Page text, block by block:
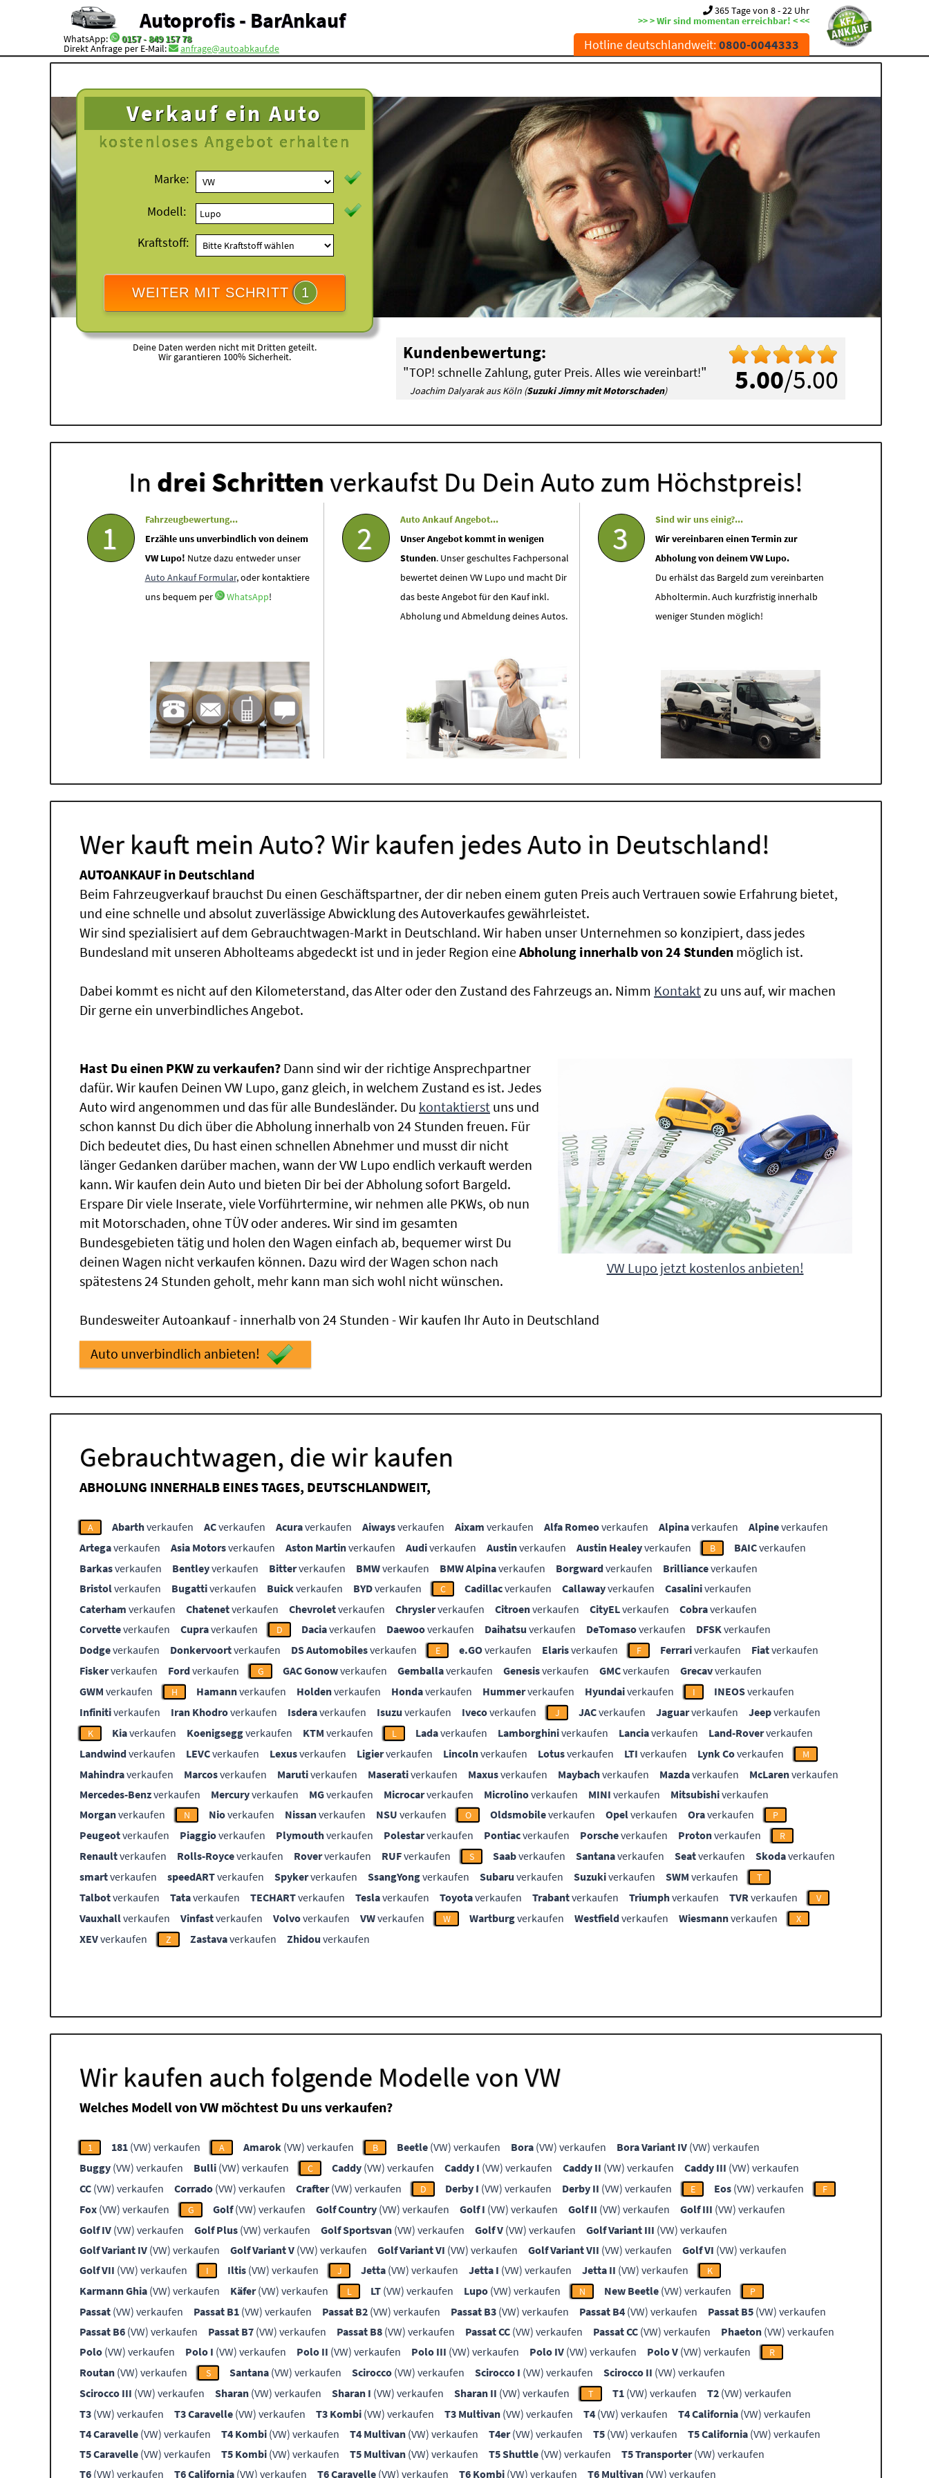
Autoprofis - BarAnkauf
WhatsApp: 0157 - 849 157 78
Direkt Anfrage per E-Mail: anfrage@autoabkauf.de
365 Tage von 8 - 22 Uhr
>> > Wir sind momentan erreichbar! < <<
Hotline deutschlandweit:0800-0044333
Verkauf ein Auto
kostenloses Angebot erhalten
Marke:
Modell:
Kraftstoff:
WEITER MIT SCHRITT 1
Deine Daten werden nicht mit Dritten geteilt.
Wir garantieren 100% Sicherheit.
5.00/5.00
Kundenbewertung:
"TOP! schnelle Zahlung, guter Preis. Alles wie vereinbart!"
Joachim Dalyarak aus Köln (Suzuki Jimny mit Motorschaden)
In drei Schrittenverkaufst Du Dein Auto zum Höchstpreis!
1
Fahrzeugbewertung...
Erzähle uns unverbindlich von deinem
VW Lupo! Nutze dazu entweder unser
Auto Ankauf Formular, oder kontaktiere
uns bequem per
WhatsApp!
2
Auto Ankauf Angebot...
Unser Angebot kommt in wenigen
Stunden. Unser geschultes Fachpersonal
bewertet deinen VW Lupo und macht Dir
das beste Angebot für den Kauf inkl.
Abholung und Abmeldung deines Autos.
3
Sind wir uns einig?...
Wir vereinbaren einen Termin zur
Abholung von deinem VW Lupo.
Du erhälst das Bargeld zum vereinbarten
Abholtermin. Auch kurzfristig innerhalb
weniger Stunden möglich!
Wer kauft mein Auto? Wir kaufen jedes Auto in Deutschland!
AUTOANKAUF in Deutschland
Beim Fahrzeugverkauf brauchst Du einen Geschäftspartner, der dir neben einem guten Preis auch Vertrauen sowie Erfahrung bietet,
und eine schnelle und absolut zuverlässige Abwicklung des Autoverkaufes gewährleistet.
Wir sind spezialisiert auf dem Gebrauchtwagen-Markt in Deutschland. Wir haben unser Unternehmen so konzipiert, dass jedes
Bundesland mit unseren Abholteams abgedeckt ist und in jeder Region eineAbholung innerhalb von 24 Stunden möglich ist.
Dabei kommt es nicht auf den Kilometerstand, das Alter oder den Zustand des Fahrzeugs an. Nimm Kontaktzu uns auf, wir machen
Dir gerne ein unverbindliches Angebot.
VW Lupo jetzt kostenlos anbieten!
Hast Du einen PKW zu verkaufen? Dann sind wir der richtige Ansprechpartner
dafür. Wir kaufen Deinen VW Lupo, ganz gleich, in welchem Zustand es ist. Jedes
Auto wird angenommen und das für alle Bundesländer. Du kontaktierst uns und
schon kannst Du dich über die Abholung innerhalb von 24 Stunden freuen. Für
Dich bedeutet dies, Du hast einen schnellen Abnehmer und musst dir nicht
länger Gedanken darüber machen, wann der VW Lupo endlich verkauft werden
kann. Wir kaufen dein Auto und bieten Dir bei der Abholung sofort Bargeld.
Erspare Dir viele Inserate, viele Vorführtermine, wir nehmen alle PKWs, ob nun
mit Motorschaden, ohne TÜV oder anderes. Wir sind im gesamten
Bundesgebieten tätig und holen den Wagen einfach ab, bequemer wirst Du
deinen Wagen nicht verkaufen können. Dazu wird der Wagen schon nach
spätestens 24 Stunden geholt, mehr kann man sich wohl nicht wünschen.
Bundesweiter Autoankauf - innerhalb von 24 Stunden - Wir kaufen Ihr Auto in Deutschland
Auto unverbindlich anbieten!
Gebrauchtwagen, die wir kaufen
ABHOLUNG INNERHALB EINES TAGES, DEUTSCHLANDWEIT,
A Abarthverkaufen ACverkaufen Acuraverkaufen Aiwaysverkaufen Aixam verkaufen Alfa Romeoverkaufen Alpinaverkaufen Alpineverkaufen
Artegaverkaufen Asia Motorsverkaufen Aston Martinverkaufen Audiverkaufen Austinverkaufen Austin Healeyverkaufen B BAICverkaufen
Barkasverkaufen Bentleyverkaufen Bitterverkaufen BMWverkaufen BMW Alpinaverkaufen Borgwardverkaufen Brillianceverkaufen
Bristolverkaufen Bugattiverkaufen Buickverkaufen BYDverkaufen C Cadillacverkaufen Callawayverkaufen Casaliniverkaufen
Caterham verkaufen Chatenetverkaufen Chevroletverkaufen Chryslerverkaufen Citroenverkaufen CityELverkaufen Cobraverkaufen
Corvetteverkaufen Cupraverkaufen D Daciaverkaufen Daewooverkaufen Daihatsu verkaufen DeTomasoverkaufen DFSKverkaufen
Dodgeverkaufen Donkervoortverkaufen DS Automobilesverkaufen E e.GOverkaufen Elarisverkaufen F Ferrariverkaufen Fiatverkaufen
Fiskerverkaufen Fordverkaufen G GAC Gonowverkaufen Gemballaverkaufen Genesisverkaufen GMCverkaufen Grecavverkaufen
GWM verkaufen H Hamannverkaufen Holdenverkaufen Hondaverkaufen Hummerverkaufen Hyundaiverkaufen I INEOSverkaufen
Infinitiverkaufen Iran Khodroverkaufen Isderaverkaufen Isuzu verkaufen Ivecoverkaufen J JACverkaufen Jaguarverkaufen Jeepverkaufen
K Kiaverkaufen Koenigseggverkaufen KTM verkaufen L Ladaverkaufen Lamborghiniverkaufen Lanciaverkaufen Land-Roververkaufen
Landwindverkaufen LEVCverkaufen Lexusverkaufen Ligierverkaufen Lincolnverkaufen Lotusverkaufen LTI verkaufen Lynk Coverkaufen M
Mahindraverkaufen Marcosverkaufen Marutiverkaufen Maserativerkaufen Maxusverkaufen Maybachverkaufen Mazdaverkaufen McLarenverkaufen
Mercedes-Benzverkaufen Mercuryverkaufen MGverkaufen Microcarverkaufen Microlinoverkaufen MINI verkaufen Mitsubishiverkaufen
Morganverkaufen N Nioverkaufen Nissanverkaufen NSU verkaufen O Oldsmobileverkaufen Opelverkaufen Oraverkaufen P
Peugeotverkaufen Piaggioverkaufen Plymouthverkaufen Polestarverkaufen Pontiacverkaufen Porscheverkaufen Protonverkaufen R
Renaultverkaufen Rolls-Royceverkaufen Roververkaufen RUFverkaufen S Saabverkaufen Santanaverkaufen Seatverkaufen Skodaverkaufen
smartverkaufen speedARTverkaufen Spykerverkaufen SsangYongverkaufen Subaru verkaufen Suzukiverkaufen SWM verkaufen T
Talbotverkaufen Tataverkaufen TECHARTverkaufen Teslaverkaufen Toyotaverkaufen Trabantverkaufen Triumphverkaufen TVRverkaufen V
Vauxhallverkaufen Vinfastverkaufen Volvoverkaufen VWverkaufen W Wartburgverkaufen Westfieldverkaufen Wiesmannverkaufen X
XEVverkaufen Z Zastavaverkaufen Zhidou verkaufen
Wir kaufen auch folgende Modelle von VW
Welches Modell von VW möchtest Du uns verkaufen?
1 181 (VW) verkaufen A Amarok (VW) verkaufen B Beetle (VW) verkaufen Bora (VW) verkaufen Bora Variant IV (VW) verkaufen
Buggy (VW) verkaufen Bulli (VW) verkaufen C Caddy (VW) verkaufen Caddy I (VW) verkaufen Caddy II (VW) verkaufen Caddy III (VW) verkaufen
CC (VW) verkaufen Corrado (VW) verkaufen Crafter(VW) verkaufen D Derby I (VW) verkaufen Derby II (VW) verkaufen E Eos (VW) verkaufen F
Fox (VW) verkaufen G Golf(VW) verkaufen Golf Country (VW) verkaufen Golf I (VW) verkaufen Golf II (VW) verkaufen Golf III (VW) verkaufen
Golf IV (VW) verkaufen Golf Plus (VW) verkaufen Golf Sportsvan (VW) verkaufen Golf V (VW) verkaufen Golf Variant III (VW) verkaufen
Golf Variant IV (VW) verkaufen Golf Variant V (VW) verkaufen Golf Variant VI (VW) verkaufen Golf Variant VII (VW) verkaufen Golf VI (VW) verkaufen
Golf VII (VW) verkaufen I Iltis (VW) verkaufen J Jetta (VW) verkaufen Jetta I (VW) verkaufen Jetta II (VW) verkaufen K
Karmann Ghia (VW) verkaufen Käfer(VW) verkaufen L LT (VW) verkaufen Lupo (VW) verkaufen N New Beetle (VW) verkaufen P
Passat (VW) verkaufen Passat B1 (VW) verkaufen Passat B2 (VW) verkaufen Passat B3 (VW) verkaufen Passat B4 (VW) verkaufen Passat B5 (VW) verkaufen
Passat B6 (VW) verkaufen Passat B7 (VW) verkaufen Passat B8 (VW) verkaufen Passat CC (VW) verkaufen Passat CC (VW) verkaufen Phaeton (VW) verkaufen
Polo (VW) verkaufen Polo I (VW) verkaufen Polo II (VW) verkaufen Polo III (VW) verkaufen Polo IV (VW) verkaufen Polo V (VW) verkaufen R
Routan (VW) verkaufen S Santana (VW) verkaufen Scirocco (VW) verkaufen Scirocco I (VW) verkaufen Scirocco II (VW) verkaufen
Scirocco III (VW) verkaufen Sharan (VW) verkaufen Sharan I (VW) verkaufen Sharan II (VW) verkaufen T T1 (VW) verkaufen T2 (VW) verkaufen
T3 (VW) verkaufen T3 Caravelle (VW) verkaufen T3 Kombi (VW) verkaufen T3 Multivan (VW) verkaufen T4 (VW) verkaufen T4 California (VW) verkaufen
T4 Caravelle (VW) verkaufen T4 Kombi (VW) verkaufen T4 Multivan (VW) verkaufen T4er(VW) verkaufen T5 (VW) verkaufen T5 California (VW) verkaufen
T5 Caravelle (VW) verkaufen T5 Kombi (VW) verkaufen T5 Multivan (VW) verkaufen T5 Shuttle (VW) verkaufen T5 Transporter(VW) verkaufen
T6 (VW) verkaufen T6 California (VW) verkaufen T6 Caravelle (VW) verkaufen T6 Kombi (VW) verkaufen T6 Multivan (VW) verkaufen